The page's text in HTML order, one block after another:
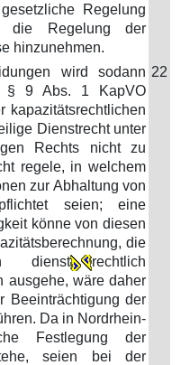
Regelung
die Regelung der
hinzunehmen.
wird sodann
§ 9 Abs. 1 KapVO
kapazitätsrechtlichen
Dienstrecht unter
Rechts nicht zu
regele, in welchem
zur Abhaltung von
seien; eine
könne von diesen
die
dienst
rechtlich
ausgehe, wäre daher
Beeinträchtigung der
Da in Nordrhein-
Festlegung der
seien bei der
22